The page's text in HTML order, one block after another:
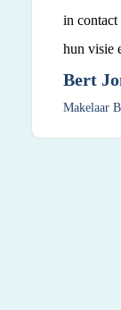
in
hun visie
Bert
Makelaar